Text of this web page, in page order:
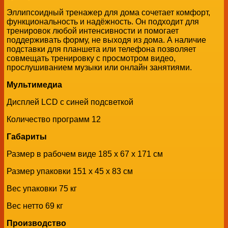
Эллипсоидный тренажер для дома сочетает комфорт,
функциональность и надёжность. Он подходит для
тренировок любой интенсивности и помогает
поддерживать форму, не выходя из дома. А наличие
подставки для планшета или телефона позволяет
совмещать тренировку с просмотром видео,
прослушиванием музыки или онлайн занятиями.
Мультимедиа
Дисплей LCD с синей подсветкой
Количество программ 12
Габариты
Размер в рабочем виде 185 х 67 х 171 см
Размер упаковки 151 х 45 х 83 см
Вес упаковки 75 кг
Вес нетто 69 кг
Производство